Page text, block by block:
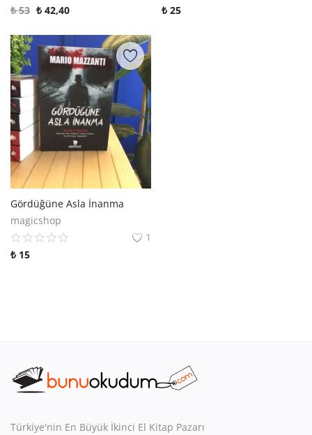
₺53 ₺ 42,40
₺25
Gördüğüne Asla İnanma
magicshop
1
₺ 15
Türkiye'nin En Büyük İkinci El Kitap Pazarı